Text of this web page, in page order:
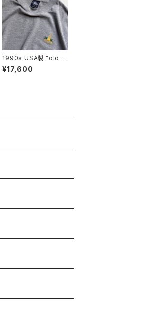
1990s USA製 "old st
ussy" S/S T-shirt
¥17,600